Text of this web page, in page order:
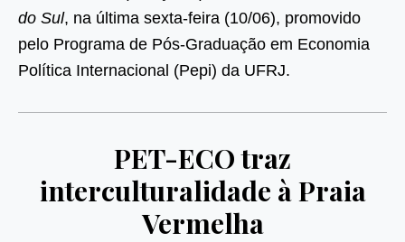
do Sul, na última sexta-feira (10/06), promovido
pelo Programa de Pós-Graduação em Economia
Política Internacional (Pepi) da UFRJ.
PET-ECO traz
interculturalidade à Praia
Vermelha